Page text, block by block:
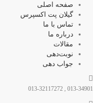
صفحه اصلی
گیلان پت اکسپرس
تماس با ما
درباره ما
مقالات
نوبت‌دهی
جواب دهی
013-34901 , 013-32117272